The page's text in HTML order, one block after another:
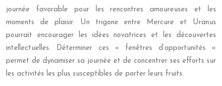
journée favorable pour les rencontres amoureuses et les
moments de plaisir. Un trigone entre Mercure et Uranus
pourrait encourager les idées novatrices et les découvertes
intellectuelles. Déterminer ces « fenêtres d’opportunités »
permet de dynamiser sa journée et de concentrer ses efforts sur
les activités les plus susceptibles de porter leurs fruits.